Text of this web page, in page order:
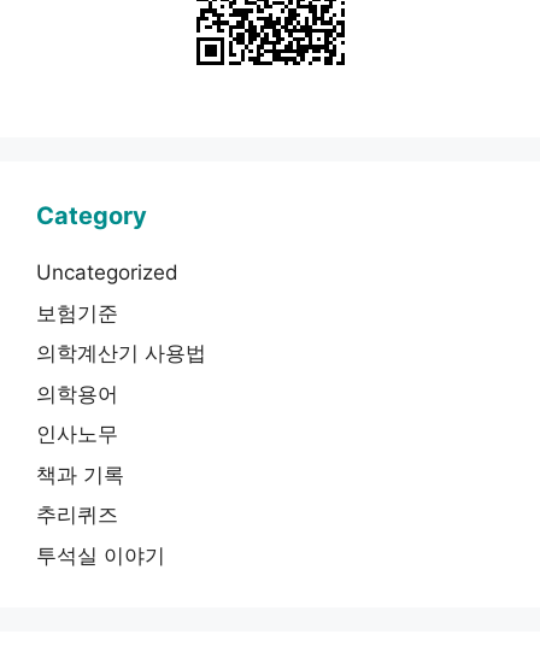
Category
Uncategorized
보험기준
의학계산기 사용법
의학용어
인사노무
책과 기록
추리퀴즈
투석실 이야기